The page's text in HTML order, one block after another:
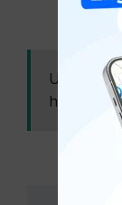
Ushbu
ham